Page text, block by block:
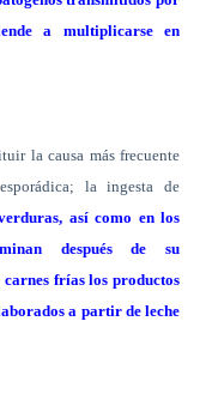
a multiplicarse en
la causa más frecuente
la ingesta de
así como en los
después de su
frías los productos
a partir de leche